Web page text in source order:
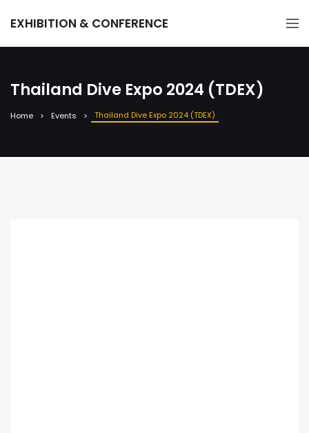
EXHIBITION & CONFERENCE
Thailand Dive Expo 2024 (TDEX)
Home Events Thailand Dive Expo 2024 (TDEX)